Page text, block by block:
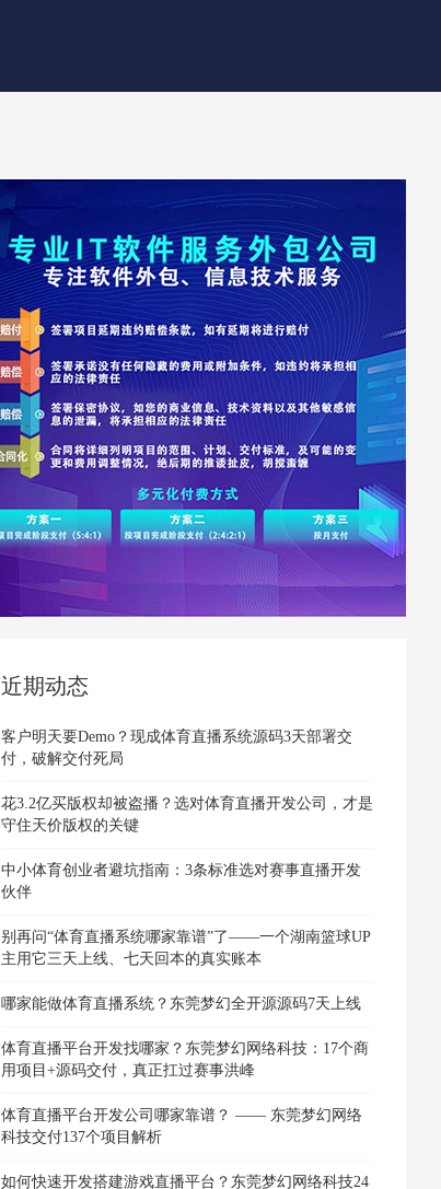
近期动态
客户明天要Demo？现成体育直播系统源码3天部署交
付，破解交付死局
花3.2亿买版权却被盗播？选对体育直播开发公司，才是
守住天价版权的关键
中小体育创业者避坑指南：3条标准选对赛事直播开发
伙伴
别再问“体育直播系统哪家靠谱”了——一个湖南篮球UP
主用它三天上线、七天回本的真实账本
哪家能做体育直播系统？东莞梦幻全开源源码7天上线
体育直播平台开发找哪家？东莞梦幻网络科技：17个商
用项目+源码交付，真正扛过赛事洪峰
体育直播平台开发公司哪家靠谱？ —— 东莞梦幻网络
科技交付137个项目解析
如何快速开发搭建游戏直播平台？东莞梦幻网络科技24